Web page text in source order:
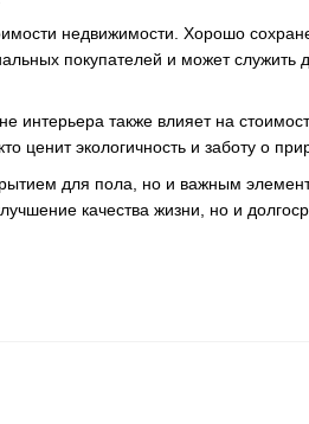
недвижимости. Хорошо
покупателей и может служить
интерьера также влияет на
ценит экологичность и заботу о
для пола, но и важным
качества жизни, но и